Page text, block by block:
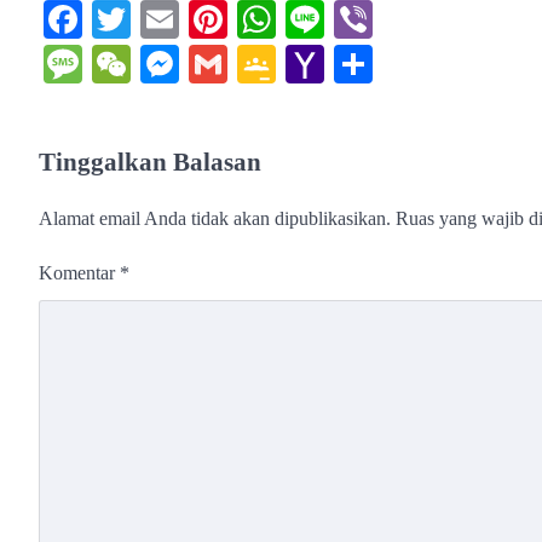
Facebook
TwitterEmailPinterest
WhatsApp
Line
Message
WeChat
Messenger
GmailGoogleYahoo
Tinggalkan Balasan
Alamat email Anda tidak akan dipublikasikan. Ruas yang wajib
Komentar *